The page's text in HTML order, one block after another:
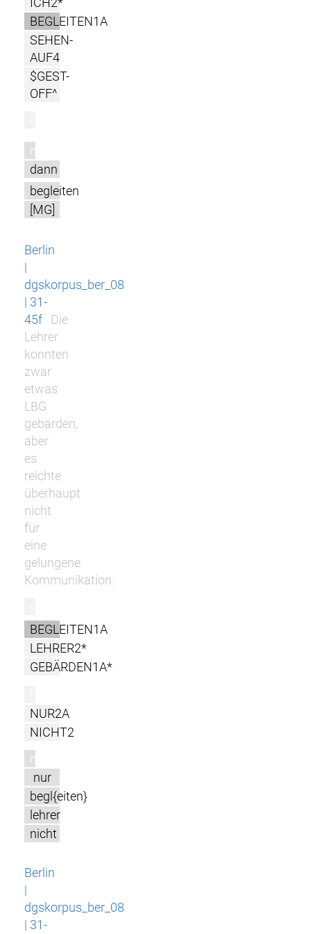
BEGLEITEN1A
SEHEN-
AUF4
$GEST-
OFF^
m
dann
begleiten
[MG]
Berlin
|
dgskorpus_ber_08
| 31-
45f
Die
Lehrer
konnten
zwar
etwas
LBG
gebärden,
aber
es
reichte
überhaupt
nicht
für
eine
gelungene
Kommunikation.
BEGLEITEN1A
LEHRER2*
GEBÄRDEN1A*
NUR2A
NICHT2
m
nur
begl{eiten}
lehrer
nicht
Berlin
|
dgskorpus_ber_08
| 31-